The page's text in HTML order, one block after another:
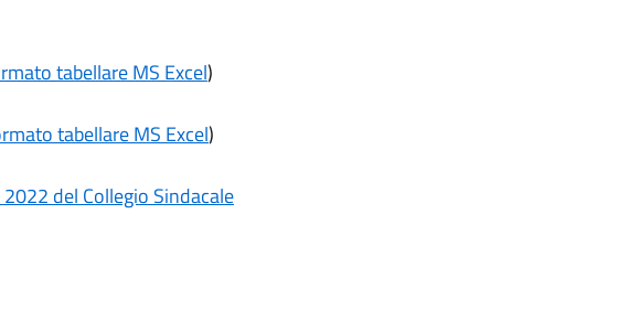
tabellare MS Excel)
tabellare MS Excel)
del Collegio Sindacale